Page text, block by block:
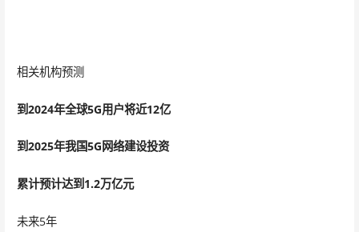
相关机构预测
到2024年全球5G用户将近12亿
到2025年我国5G网络建设投资
累计预计达到1.2万亿元
未来5年